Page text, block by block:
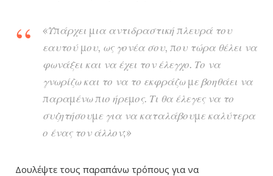
«Υπάρχει μια αντιδραστική πλευρά του
εαυτού μου, ως γονέα σου, που τώρα θέλει να
φωνάξει και να έχει τον έλεγχο. Το να
γνωρίζω και το να το εκφράζω με βοηθάει να
παραμένω πιο ήρεμος. Τι θα έλεγες να το
συζητήσουμε για να καταλάβουμε καλύτερα
ο ένας τον άλλον;»
Δουλέψτε τους παραπάνω τρόπους για να